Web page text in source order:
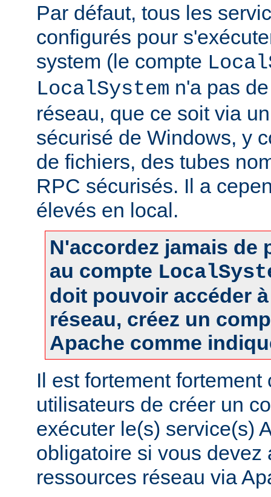
Par défaut, tous les
configurés pour
system (le compte
LocalSystem n'a pas
réseau, que ce soit via
sécurisé de Windows, y
de fichiers, des tubes
RPC sécurisés. Il a
élevés en local.
N'accordez jamais de
au compte
doit pouvoir accéder
réseau, créez un
Apache comme
Il est fortement
utilisateurs de créer un
exécuter le(s) service(s)
obligatoire si vous devez
ressources réseau via